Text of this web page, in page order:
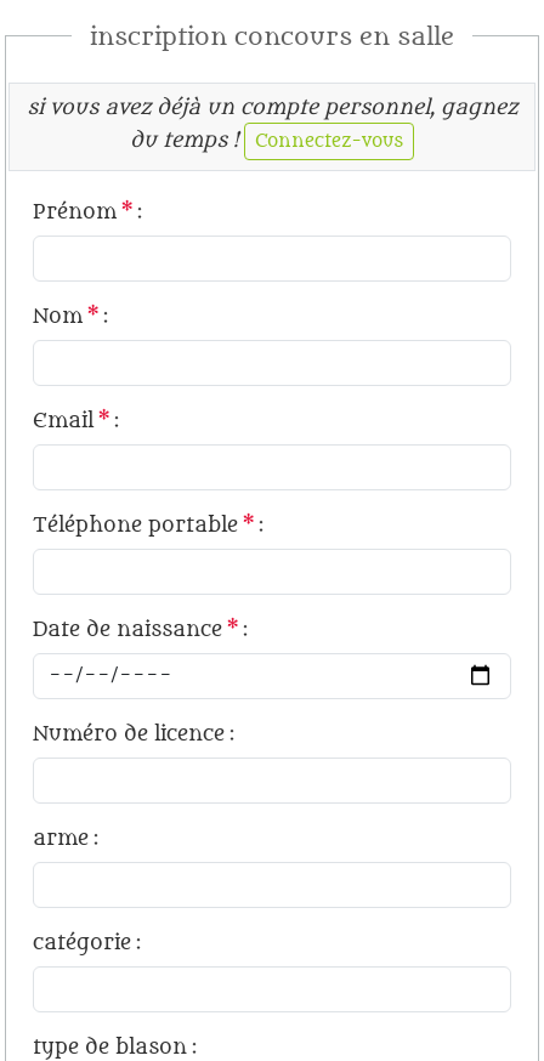
inscription concours en salle
si vous avez déjà un compte personnel, gagnez
du temps !
Connectez-vous
Prénom * :
Nom * :
Email* :
Téléphone portable * :
Date de naissance * :
Numéro de licence :
arme :
catégorie :
type de blason :